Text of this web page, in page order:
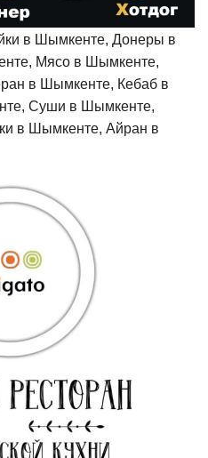
в Шымкенте, Донеры в
Мясо в Шымкенте,
в Шымкенте, Кебаб в
Суши в Шымкенте,
в Шымкенте, Айран в